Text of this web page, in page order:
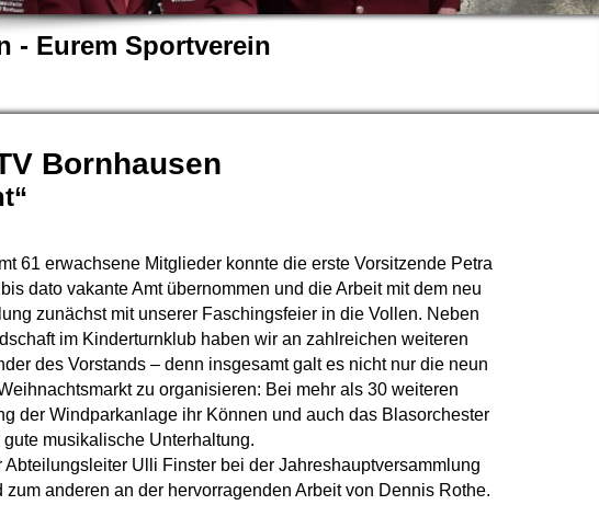
- Eurem Sportverein
Bornhausen
61 erwachsene Mitglieder konnte die erste Vorsitzende Petra
dato vakante Amt übernommen und die Arbeit mit dem neu
zunächst mit unserer Faschingsfeier in die Vollen. Neben
im Kinderturnklub haben wir an zahlreichen weiteren
des Vorstands – denn insgesamt galt es nicht nur die neun
zu organisieren: Bei mehr als 30 weiteren
der Windparkanlage ihr Können und auch das Blasorchester
musikalische Unterhaltung.
Ulli Finster bei der Jahreshauptversammlung
anderen an der hervorragenden Arbeit von Dennis Rothe.